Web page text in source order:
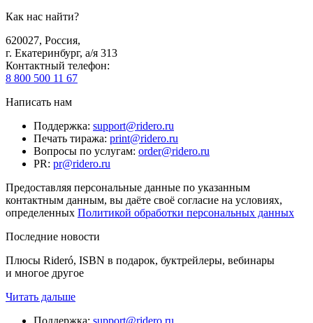
Как нас найти?
620027, Россия,
г. Екатеринбург, а/я 313
Контактный телефон:
8 800 500 11 67
Написать нам
Поддержка: support@ridero.ru
Печать тиража: print@ridero.ru
Вопросы по услугам: order@ridero.ru
PR: pr@ridero.ru
Предоставляя персональные данные по указанным
контактным данным, вы даёте своё согласие на условиях,
определенных Политикой обработки персональных данных
Последние новости
Плюсы Rideró, ISBN в подарок, буктрейлеры, вебинары
и многое другое
Читать дальше